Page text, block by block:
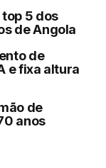
5 dos
de Angola
de
e fixa altura
de
anos